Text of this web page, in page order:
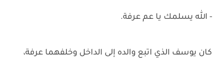
- الله يسلمك يا عم عرفة.
كان يوسف الذي اتبع والده إلى الداخل وخلفهما عرفة،